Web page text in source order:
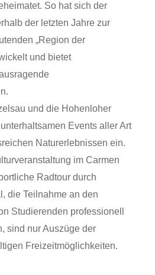
So hat sich der
der letzten Jahre zur
„Region der
und bietet
und die Hohenloher
Events aller Art
Naturerlebnissen ein.
im Carmen
Radtour durch
die Teilnahme an den
Studierenden professionell
sind nur Auszüge der
Freizeitmöglichkeiten.